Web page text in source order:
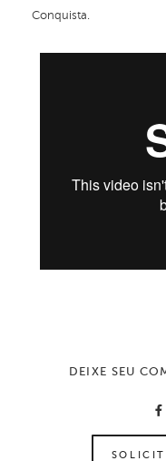
Conquista.
DEIXE SEU